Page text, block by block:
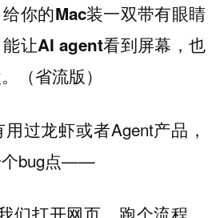
给你的Mac装一双带有眼睛
让AI agent看到屏幕，也
（省流版）
过龙虾或者Agent产品，
个bug点——